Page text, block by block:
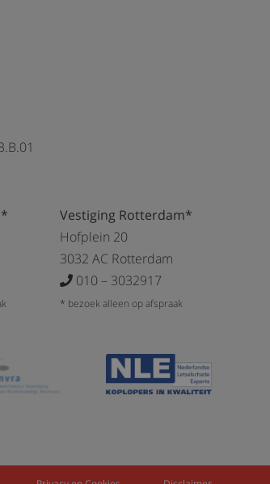
Vestiging Rotterdam*
Hofplein 20
3032 AC Rotterdam
010 – 3032917
* bezoek alleen op afspraak